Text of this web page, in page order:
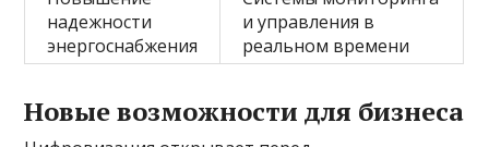
надежности
энергоснабжения
и управления в
реальном времени
Новые возможности для бизнеса